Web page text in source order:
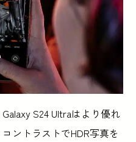
S24 Ultraはより優れ
ントラストでHDR写真を